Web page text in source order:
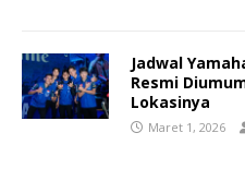
Jadwal
Resmi
Lokasinya
Maret 1, 2026